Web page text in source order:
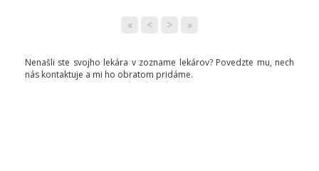
« < > »
Nenašli ste svojho lekára v zozname lekárov? Povedzte mu, nech
nás kontaktuje a mi ho obratom pridáme.